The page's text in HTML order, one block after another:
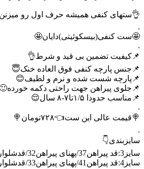
👌ستهای کنفی همیشه حرف اول رو
.
🤩ست کنفی(بیسکوئیتی)دایان🤩
.
📌کیفیت تضمین بی قید و شرط👌
📌جنس پارچه کنفی فوق العاده خنک😇
📌پارچه شست شده و نرم و لطیف😊
📌جلوی پیراهن جهت راحتی دکمه خورده🙂
📌مناسب حدودا ۱/۵تا۷-۸ سال😌
.
🍭قیمت عالی این ست👈۷۲۸تومان🍭
.
سایزبندی👇
سایز3:قد پیراهن37/پهنای پیراهن32/قدشلوارک26
سایز4:قد پیراهن41/پهنای پیراهن33/قدشلوارک29